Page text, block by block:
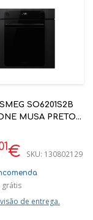
SO6201S2B
MUSA PRETO
€ SKU: 130802129
grátis
de entrega.